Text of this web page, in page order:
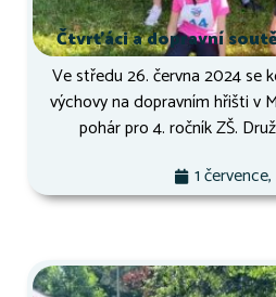
Čtvrťáci a dopravní
Ve středu 26. června 2024 se
výchovy na dopravním hřišti v
pohár pro 4. ročník ZŠ.
1